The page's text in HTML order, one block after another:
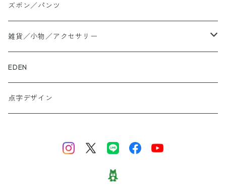
大きいサイズ
ロングTシャツ
ズボン／パンツ
雑貨／小物／アクセサリー
トートバッグ
ぬかカイロ
EDEN
点字デザイン